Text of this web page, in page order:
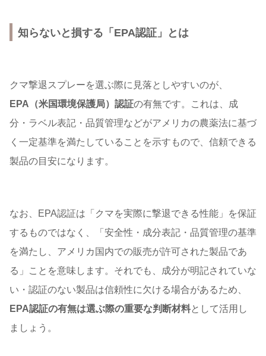
知らないと損する「EPA認証」とは
クマ撃退スプレーを選ぶ際に見落としやすいのが、
EPA（米国環境保護局）認証の有無です。これは、成
分・ラベル表記・品質管理などがアメリカの農薬法に基づ
く一定基準を満たしていることを示すもので、信頼できる
製品の目安になります。
なお、EPA認証は「クマを実際に撃退できる性能」を保証
するものではなく、「安全性・成分表記・品質管理の基準
を満たし、アメリカ国内での販売が許可された製品であ
る」ことを意味します。それでも、成分が明記されていな
い・認証のない製品は信頼性に欠ける場合があるため、
EPA認証の有無は選ぶ際の重要な判断材料として活用し
ましょう。